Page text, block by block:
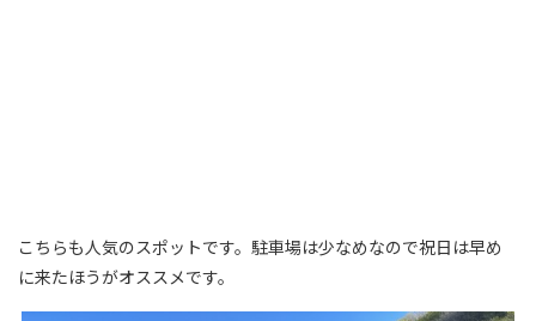
こちらも人気のスポットです。駐車場は少なめなので祝日は早め
に来たほうがオススメです。